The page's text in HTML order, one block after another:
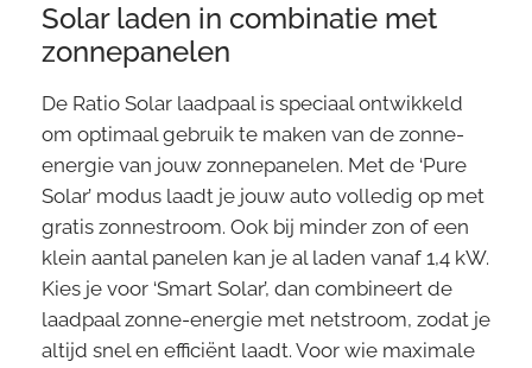
Solar laden in combinatie met
zonnepanelen
De Ratio Solar laadpaal is speciaal ontwikkeld
om optimaal gebruik te maken van de zonne-
energie van jouw zonnepanelen. Met de ‘Pure
Solar’ modus laadt je jouw auto volledig op met
gratis zonnestroom. Ook bij minder zon of een
klein aantal panelen kan je al laden vanaf 1,4 kW.
Kies je voor ‘Smart Solar’, dan combineert de
laadpaal zonne-energie met netstroom, zodat je
altijd snel en efficiënt laadt. Voor wie maximale